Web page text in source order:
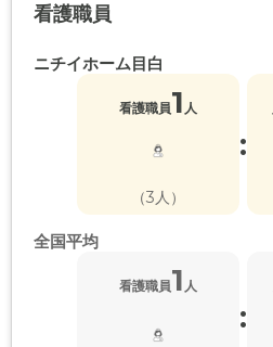
看護職員
ニチイホーム目白
看護職員1 人
（3人）
:
全国平均
看護職員1 人
: